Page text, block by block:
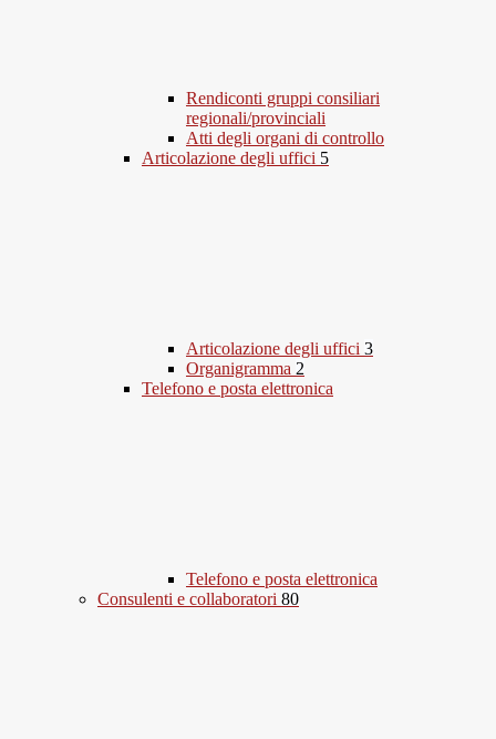
Rendiconti gruppi consiliari
regionali/provinciali
Atti degli organi di controllo
Articolazione degli uffici 5
Articolazione degli uffici 3
Organigramma 2
Telefono e posta elettronica
Telefono e posta elettronica
Consulenti e collaboratori 80